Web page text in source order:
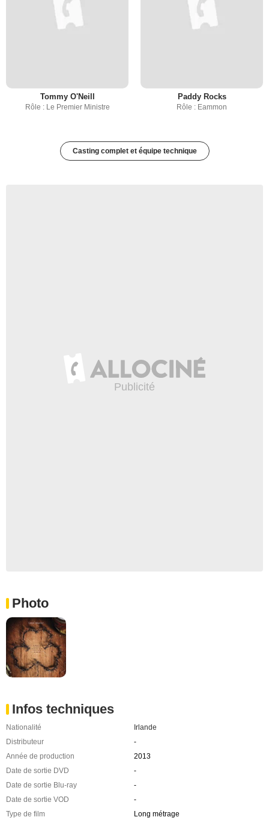
Tommy O'Neill
Rôle : Le Premier Ministre
Paddy Rocks
Rôle : Eammon
Casting complet et équipe technique
Photo
Infos techniques
Nationalité
Irlande
Distributeur
-
Année de production
2013
Date de sortie DVD
-
Date de sortie Blu-ray
-
Date de sortie VOD
-
Type de film
Long métrage